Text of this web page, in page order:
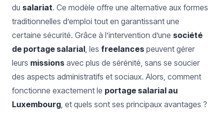
du salariat. Ce modèle offre une alternative aux formes
traditionnelles d’emploi tout en garantissant une
certaine sécurité. Grâce à l’intervention d’une société
de portage salarial, les freelances peuvent gérer
leurs missions avec plus de sérénité, sans se soucier
des aspects administratifs et sociaux. Alors, comment
fonctionne exactement le portage salarial au
Luxembourg, et quels sont ses principaux avantages ?